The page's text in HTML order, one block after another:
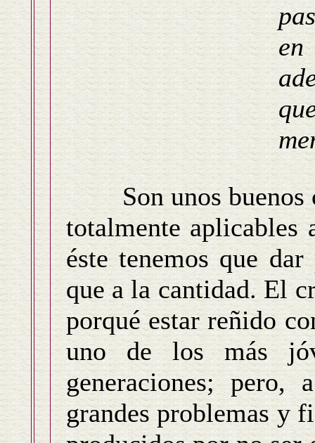
Son unos buenos
totalmente aplicables
éste tenemos que
que a la cantidad. El
porqué estar reñido
uno de los más
generaciones;
grandes problemas y